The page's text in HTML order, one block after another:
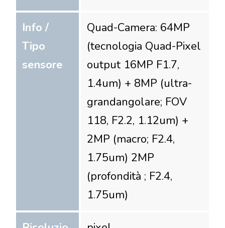
Info /
Tipo
sensore
Quad-Camera: 64MP
(tecnologia Quad-Pixel
output 16MP F1.7,
1.4um) + 8MP (ultra-
grandangolare; FOV
118, F2.2, 1.12um) +
2MP (macro; F2.4,
1.75um) 2MP
(profondità ; F2.4,
1.75um)